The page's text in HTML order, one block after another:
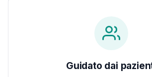
Guidato dai